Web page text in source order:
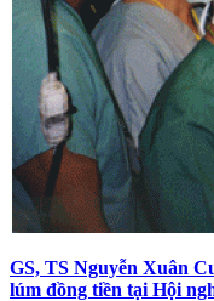
GS, TS Nguyễn Xuân
lúm đồng tiền tại Hội